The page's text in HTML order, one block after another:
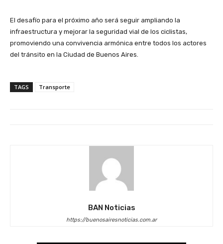
El desafío para el próximo año será seguir ampliando la
infraestructura y mejorar la seguridad vial de los ciclistas,
promoviendo una convivencia armónica entre todos los actores
del tránsito en la Ciudad de Buenos Aires.
TAGS Transporte
BAN Noticias
https://buenosairesnoticias.com.ar